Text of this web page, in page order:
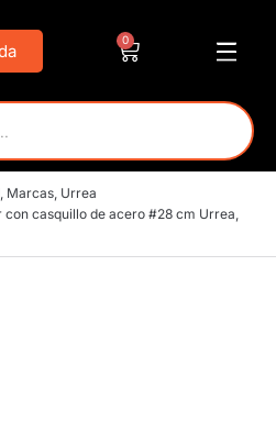
0
Marcas, Urrea
casquillo de acero #28 cm Urrea,